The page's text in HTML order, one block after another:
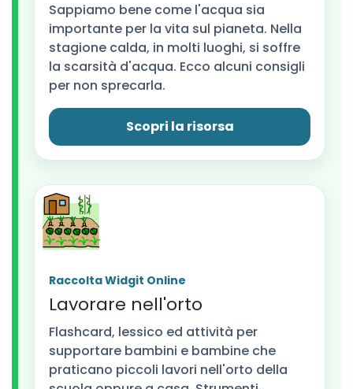
Sappiamo bene come l'acqua sia
importante per la vita sul pianeta. Nella
stagione calda, in molti luoghi, si soffre
la scarsità d'acqua. Ecco alcuni consigli
per non sprecarla.
Scopri la risorsa
Raccolta Widgit Online
Lavorare nell'orto
Flashcard, lessico ed attività per
supportare bambini e bambine che
praticano piccoli lavori nell'orto della